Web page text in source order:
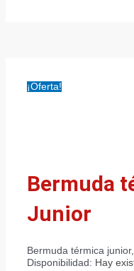
¡Oferta!
Bermuda
Junior
Bermuda térmica
Disponibilidad: Hay